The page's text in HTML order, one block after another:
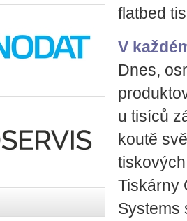
flatbed
V
Dnes,
u tisíců
koutě
Tiskárny
Systems